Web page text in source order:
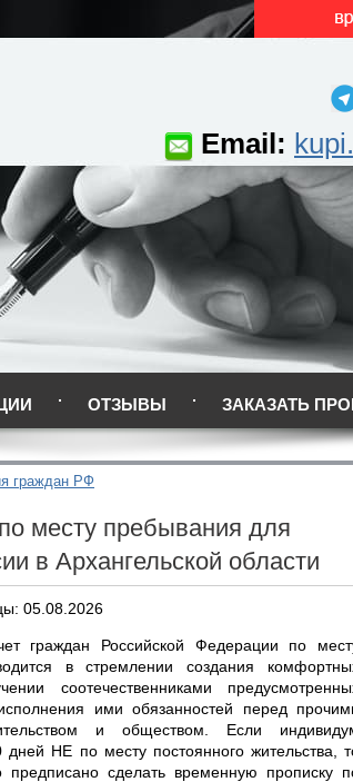
Email:
ОТЗЫВЫ ЗАКАЗАТЬ
граждан РФ
месту пребывания для
в Архангельской области
05.08.2026
граждан Российской Федерации по
в стремлении создания
соотечественниками
ими обязанностей перед
и обществом. Если
дней НЕ по месту постоянного жительства,
предписано сделать временную прописку